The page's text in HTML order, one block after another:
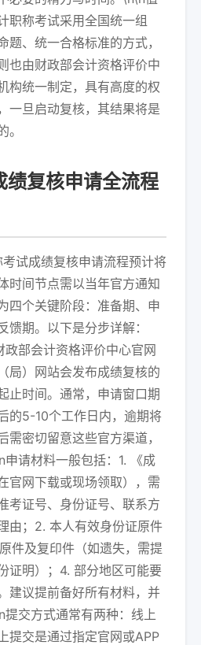
职称考试采用全国统一组
题、统一合格标准的方式，
也由财政部会计资格评价中
构统一制定，具有高度的权
一旦启动复核，其结果将是
复核申请全流程
试成绩复核申请流程预计将
时间节点需以当年官方通知
四个关键阶段：准备期、申
馈期。以下是分步详解：
部会计资格评价中心官网
局）网站会发布成绩复核的
止时间。通常，申请窗口期
的5-10个工作日内，逾期将
需密切留意这些官方渠道，
请材料一般包括：1. 《成
官网下载或现场领取），需
考证号、身份证号、联系方
由；2. 本人有效身份证原件
件及复印件（如遗失，需提
证明）；4. 部分地区可能要
建议提前备好所有材料，并
交方式通常有两种：线上
提交是通过指定官网或APP